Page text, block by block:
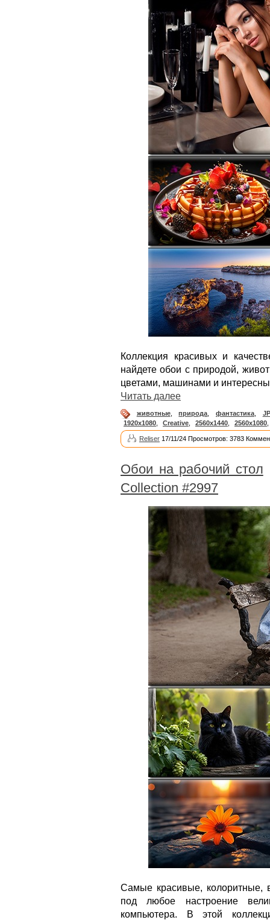
Коллекция красивых и
найдете обои с природой,
цветами, машинами и
Читать далее
животные, природа фантастика
1920x1080
Creative 2560x1440 2560x1080
Reliser 17/11/24 Просмотров: 3783
Обои на рабочий стол
Collection #2997
Самые красивые, колоритные,
под любое настроение
компьютера. В этой